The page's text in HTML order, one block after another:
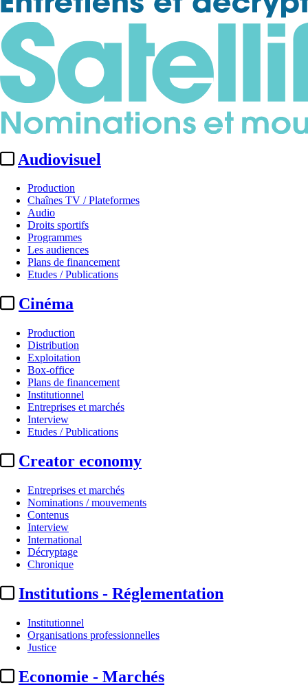
Audiovisuel
Production
Chaînes TV / Plateformes
Audio
Droits sportifs
Programmes
Les audiences
Plans de financement
Etudes / Publications
Cinéma
Production
Distribution
Exploitation
Box-office
Plans de financement
Institutionnel
Entreprises et marchés
Interview
Etudes / Publications
Creator economy
Entreprises et marchés
Nominations / mouvements
Contenus
Interview
International
Décryptage
Chronique
Institutions - Réglementation
Institutionnel
Organisations professionnelles
Justice
Economie - Marchés
Les audiences
Audiences 07/06/2026 :
Actualité n° 349349| Publié le 08 juin 2026 09:26
...